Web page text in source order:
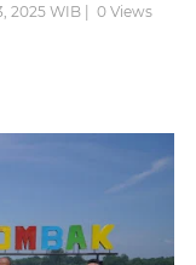
2025 WIB | 0 Views